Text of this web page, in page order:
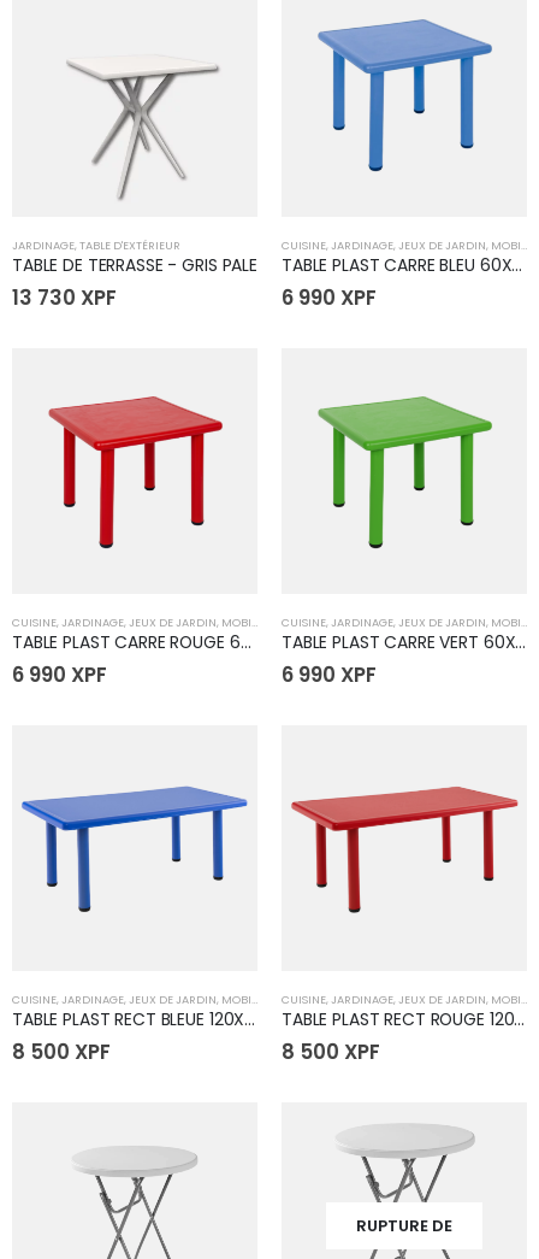
JARDINAGE, TABLE D'EXTÉRIEUR
TABLE DE TERRASSE - GRIS PALE
13 730 XPF
CUISINE, JARDINAGE, JEUX DE JARDIN, MOBILIER
TABLE PLAST CARRE BLEU 60X60X52CM
6 990 XPF
CUISINE, JARDINAGE, JEUX DE JARDIN, MOBILIER TABLE D'EXTÉRIEUR,TABLES
TABLE PLAST CARRE ROUGE 60X60X52CM
6 990 XPF
CUISINE, JARDINAGE, JEUX DE JARDIN, MOBILIER
TABLE PLAST CARRE VERT 60X60X52CM
6 990 XPF
CUISINE, JARDINAGE, JEUX DE JARDIN, MOBILIER TABLE D'EXTÉRIEUR,TABLES
TABLE PLAST RECT BLEUE 120X60X52CM
8 500 XPF
CUISINE, JARDINAGE, JEUX DE JARDIN, MOBILIER
TABLE PLAST RECT ROUGE 120X60X52CM
8 500 XPF
RUPTURE DE